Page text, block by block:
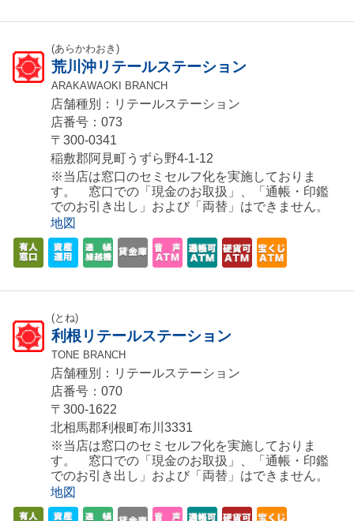
(あらかわおき)
荒川沖リテールステーション
ARAKAWAOKI BRANCH
店舗種別：リテールステーション
店番号：073
〒300-0341
稲敷郡阿見町うずら野4-1-12
※当店は窓口のセミセルフ化を実施しておりま
す。 窓口での「現金のお取扱」、「通帳・印鑑
でのお引き出し」および「両替」はできません。
地図
(とね)
利根リテールステーション
TONE BRANCH
店舗種別：リテールステーション
店番号：070
〒300-1622
北相馬郡利根町布川3331
※当店は窓口のセミセルフ化を実施しておりま
す。 窓口での「現金のお取扱」、「通帳・印鑑
でのお引き出し」および「両替」はできません。
地図